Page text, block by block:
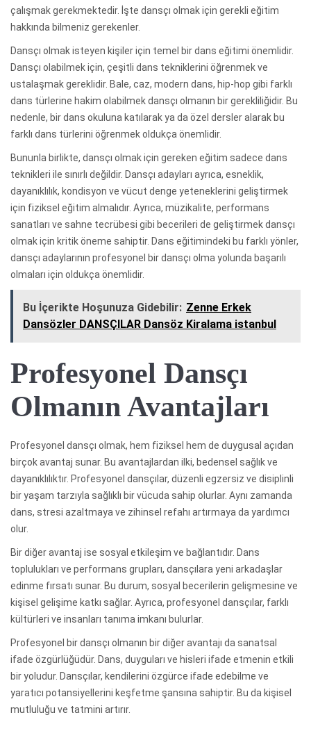
çalışmak gerekmektedir. İşte dansçı olmak için gerekli eğitim
hakkında bilmeniz gerekenler.
Dansçı olmak isteyen kişiler için temel bir dans eğitimi önemlidir.
Dansçı olabilmek için, çeşitli dans tekniklerini öğrenmek ve
ustalaşmak gereklidir. Bale, caz, modern dans, hip-hop gibi farklı
dans türlerine hakim olabilmek dansçı olmanın bir gerekliliğidir. Bu
nedenle, bir dans okuluna katılarak ya da özel dersler alarak bu
farklı dans türlerini öğrenmek oldukça önemlidir.
Bununla birlikte, dansçı olmak için gereken eğitim sadece dans
teknikleri ile sınırlı değildir. Dansçı adayları ayrıca, esneklik,
dayanıklılık, kondisyon ve vücut denge yeteneklerini geliştirmek
için fiziksel eğitim almalıdır. Ayrıca, müzikalite, performans
sanatları ve sahne tecrübesi gibi becerileri de geliştirmek dansçı
olmak için kritik öneme sahiptir. Dans eğitimindeki bu farklı yönler,
dansçı adaylarının profesyonel bir dansçı olma yolunda başarılı
olmaları için oldukça önemlidir.
Bu İçerikte Hoşunuza Gidebilir: Zenne Erkek
Dansözler DANSÇILAR Dansöz Kiralama istanbul
Profesyonel Dansçı
Olmanın Avantajları
Profesyonel dansçı olmak, hem fiziksel hem de duygusal açıdan
birçok avantaj sunar. Bu avantajlardan ilki, bedensel sağlık ve
dayanıklılıktır. Profesyonel dansçılar, düzenli egzersiz ve disiplinli
bir yaşam tarzıyla sağlıklı bir vücuda sahip olurlar. Aynı zamanda
dans, stresi azaltmaya ve zihinsel refahı artırmaya da yardımcı
olur.
Bir diğer avantaj ise sosyal etkileşim ve bağlantıdır. Dans
toplulukları ve performans grupları, dansçılara yeni arkadaşlar
edinme fırsatı sunar. Bu durum, sosyal becerilerin gelişmesine ve
kişisel gelişime katkı sağlar. Ayrıca, profesyonel dansçılar, farklı
kültürleri ve insanları tanıma imkanı bulurlar.
Profesyonel bir dansçı olmanın bir diğer avantajı da sanatsal
ifade özgürlüğüdür. Dans, duyguları ve hisleri ifade etmenin etkili
bir yoludur. Dansçılar, kendilerini özgürce ifade edebilme ve
yaratıcı potansiyellerini keşfetme şansına sahiptir. Bu da kişisel
mutluluğu ve tatmini artırır.